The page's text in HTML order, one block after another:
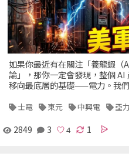
如果你最近有在關注「養龍蝦
論」，那你一定會發現，整個
移向最底層的基礎——電力。我
士電 東元 中興電 亞力
2849 3 1